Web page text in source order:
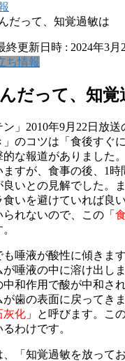
だって、知覚過敏は
終更新日時 : 2024年3月
ち情報
だって、知覚
ン」2010年9月22日放送
」のコツは「食後すぐ
的な報道がありました
すが、食事の後、1時
良いとの見解でした。
いを避けていれば良
れないので、この「
唾液が酸性に傾きま
唾液の中に溶け出し
中和作用で酸が中和さ
歯の表面に戻ってき
灰化 」と呼びます。こ
わけです。
「知覚過敏を放って